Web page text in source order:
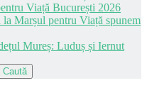
Viață București 2026
Marșul pentru Viață spunem
Mureș: Luduș și Iernut
Caută